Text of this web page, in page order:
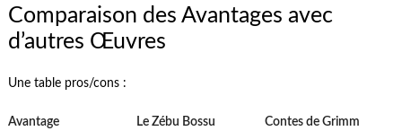
Comparaison des Avantages avec
d’autres Œuvres
Une table pros/cons :
Avantage Le Zébu Bossu Contes de Grimm